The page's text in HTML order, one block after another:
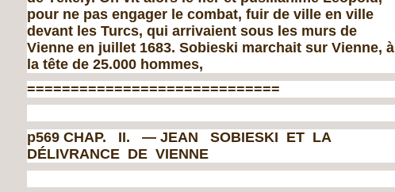
pour ne pas engager le combat, fuir de ville en ville
devant les Turcs, qui arrivaient sous les murs de
Vienne en juillet 1683. Sobieski marchait sur Vienne, à
la tête de 25.000 hommes,
=============================
p569 CHAP. II. — JEAN SOBIESKI ET LA
DÉLIVRANCE DE VIENNE